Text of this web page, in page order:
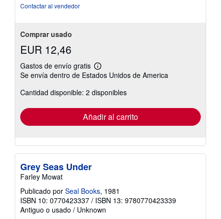
Contactar al vendedor
Comprar usado
EUR 12,46
Gastos de envío gratis
Más
información
las
tarifas
envío
Se envía dentro de Estados Unidos de America
Cantidad disponible: 2 disponibles
Añadir al carrito
Grey Seas Under
Farley Mowat
Publicado por Seal Books, 1981
ISBN 10: 0770423337 / ISBN 13: 9780770423339
Antiguo o usado / Unknown